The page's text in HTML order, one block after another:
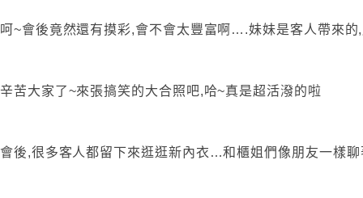
呵~會後竟然還有摸彩,會不會太豐富啊….妹妹是客人帶來
辛苦大家了~來張搞笑的大合照吧,哈~真是超活潑的啦
會後,很多客人都留下來逛逛新內衣…和櫃姐們像朋友一樣聊